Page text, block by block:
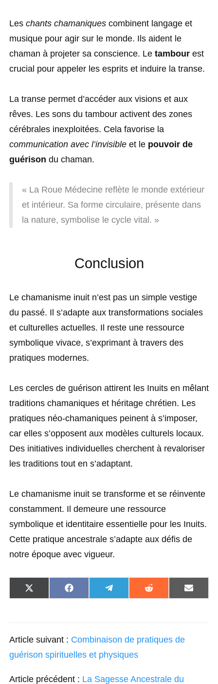
Les chants chamaniques combinent langage et
musique pour agir sur le monde. Ils aident le
chaman à projeter sa conscience. Le tambour est
crucial pour appeler les esprits et induire la transe.
La transe permet d’accéder aux visions et aux
rêves. Les sons du tambour activent des zones
cérébrales inexploitées. Cela favorise la
communication avec l’invisible et le pouvoir de
guérison du chaman.
« La Roue Médecine reflète le monde extérieur
et intérieur. Sa forme circulaire, présente dans
la nature, symbolise le cycle vital. »
Conclusion
Le chamanisme inuit n’est pas un simple vestige
du passé. Il s’adapte aux transformations sociales
et culturelles actuelles. Il reste une ressource
symbolique vivace, s’exprimant à travers des
pratiques modernes.
Les cercles de guérison attirent les Inuits en mêlant
traditions chamaniques et héritage chrétien. Les
pratiques néo-chamaniques peinent à s’imposer,
car elles s’opposent aux modèles culturels locaux.
Des initiatives individuelles cherchent à revaloriser
les traditions tout en s’adaptant.
Le chamanisme inuit se transforme et se réinvente
constamment. Il demeure une ressource
symbolique et identitaire essentielle pour les Inuits.
Cette pratique ancestrale s’adapte aux défis de
notre époque avec vigueur.
S
h
o
n
X
w
S
h
o
n
F
e
S
h
o
n
T
e
e
S
h
o
n
d
S
h
Article suivant : Combinaison de pratiques de
guérison spirituelles et physiques
Article précédent : La Sagesse Ancestrale du